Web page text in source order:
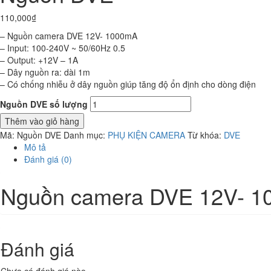
110,000₫
– Nguồn camera DVE 12V- 1000mA
– Input: 100-240V ~ 50/60Hz 0.5
– Output: +12V – 1A
– Dây nguồn ra: dài 1m
– Có chống nhiễu ở dây nguồn giúp tăng độ ổn định cho dòng điện
Nguồn DVE số lượng
Thêm vào giỏ hàng
Mã: Nguồn DVE Danh mục: PHỤ KIỆN CAMERA Từ khóa: DVE
Mô tả
Đánh giá (0)
Nguồn camera DVE 12V-
Đánh giá